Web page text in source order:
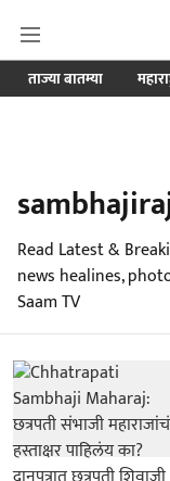
ताज्या बातम्या
Read Latest &
news healines,
Saam TV